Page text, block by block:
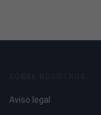
Aviso legal